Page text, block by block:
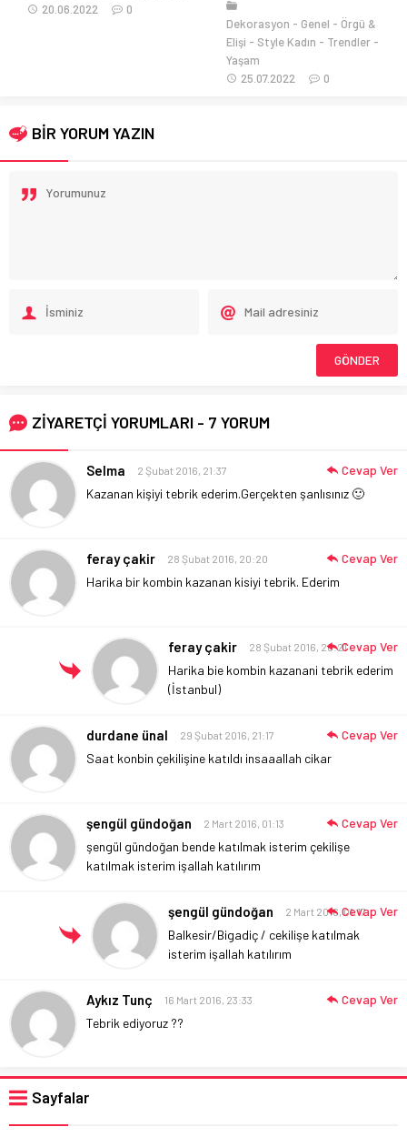
20.06.2022
0
Dekorasyon Genel
Örgü &
Elişi
Style Kadın
Trendler
Yaşam
25.07.2022
0
BİR YORUM YAZIN
ZİYARETÇİ YORUMLARI - 7 YORUM
Selma 2 Şubat 2016, 21:37
Kazanan kişiyi tebrik ederim.Gerçekten şanlısınız 🙂
Cevap Ver
feray çakir 28 Şubat 2016, 20:20
Harika bir kombin kazanan kisiyi tebrik. Ederim
Cevap Ver
feray çakir 28 Şubat 2016, 20:21
Harika bie kombin kazanani tebrik ederim
(İstanbul)
Cevap Ver
durdane ünal 29 Şubat 2016, 21:17
Saat konbin çekilişine katıldı insaaallah cikar
Cevap Ver
şengül gündoğan 2 Mart 2016, 01:13
şengül gündoğan bende katılmak isterim çekilişe
katılmak isterim işallah katılırım
Cevap Ver
şengül gündoğan 2 Mart 2016, 01:17
Balkesir/Bigadiç / cekilişe katılmak
isterim işallah katılırım
Cevap Ver
Aykız Tunç 16 Mart 2016, 23:33
Tebrik ediyoruz ??
Cevap Ver
Sayfalar